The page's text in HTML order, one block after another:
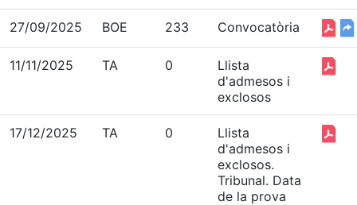
27/09/2025 BOE 233 Convocatòria
11/11/2025 TA 0
Llista
d'admesos i
exclosos
17/12/2025 TA 0
Llista
d'admesos i
exclosos.
Tribunal. Data
de la prova